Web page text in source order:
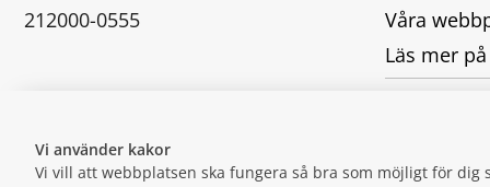
Vi använder kakor
Vi vill att webbplatsen ska fungera så bra som möjligt för
212000-0555
Våra
Läs mer